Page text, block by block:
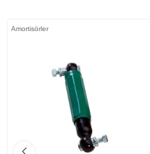
Amortisörler